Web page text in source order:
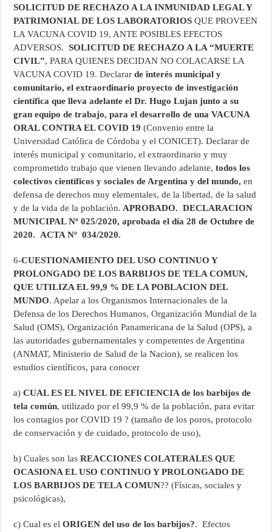
SOLICITUD DE RECHAZO A LA INMUNIDAD LEGAL Y
PATRIMONIAL DE LOS LABORATORIOSQUE PROVEEN
LA VACUNA COVID 19, ANTE POSIBLES EFECTOS
ADVERSOS.SOLICITUD DE RECHAZO A LA “MUERTE
CIVIL”, PARA QUIENES DECIDAN NO COLACARSE LA
VACUNA COVID 19. Declararde interés municipal y
comunitario, el extraordinario proyecto de investigación
científica que lleva adelante el Dr. Hugo Lujan junto a su
gran equipo de trabajo, para el desarrollo de una VACUNA
ORAL CONTRA EL COVID 19 (Convenio entre la
Universidad Católica de Córdoba y el CONICET). Declarar de
interés municipal y comunitario, el extraordinario y muy
comprometido trabajo que vienen llevando adelante,todos los
colectivos científicos y sociales de Argentina y del mundo, en
defensa de derechos muy elementales, de la libertad, de la salud
y de la vida de la población. APROBADO. DECLARACION
MUNICIPAL Nº 025/2020, aprobada el día 28 de Octubre de
2020. ACTA Nº 034/2020.
6-CUESTIONAMIENTO DEL USO CONTINUO Y
PROLONGADO DE LOS BARBIJOS DE TELA COMUN,
QUE UTILIZA EL 99,9 % DE LA POBLACION DEL
MUNDO. Apelar a los Organismos Internacionales de la
Defensa de los Derechos Humanos, Organización Mundial de la
Salud (OMS), Organización Panamericana de la Salud (OPS), a
las autoridades gubernamentales y competentes de Argentina
(ANMAT, Ministerio de Salud de la Nacion), se realicen los
estudios científicos, para conocer
a) CUAL ES EL NIVEL DE EFICIENCIA de los barbijos de
tela común, utilizado por el 99,9 % de la población, para evitar
los contagios por COVID 19 ? (tamaño de los poros, protocolo
de conservación y de cuidado, protocolo de uso),
b) Cuales son lasREACCIONES COLATERALES QUE
OCASIONA EL USO CONTINUO Y PROLONGADO DE
LOS BARBIJOS DE TELA COMUN?? (Físicas, sociales y
psicológicas),
c) Cual es elORIGEN del uso de los barbijos?. Efectos